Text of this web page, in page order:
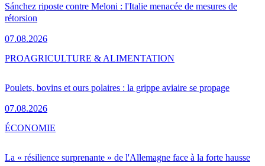
Sánchez riposte contre Meloni : l'Italie menacée de mesures de
rétorsion
07.08.2026
Poulets, bovins et ours polaires : la grippe aviaire se propage
07.08.2026
PROAGRICULTURE & ALIMENTATION
La « résilience surprenante » de l'Allemagne face à la forte hausse
ÉCONOMIE